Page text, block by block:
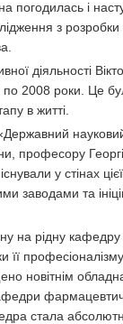
погодилась і
з розробки
діяльності
2008 роки. Це
в житті.
професору
у стінах
заводами та
на рідну
її
новітнім
стала